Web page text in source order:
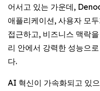
어서고 있는 가운데,
애플리케이션, 사용자 모
접근하고, 비즈니스 맥락
리 안에서 강력한 성능으
다.
AI 혁신이 가속화되고 있